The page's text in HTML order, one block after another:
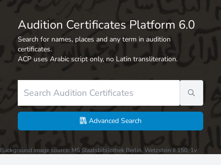
Audition Certificates Platform 6.0
Search for names, places and any term in audition
certificates.
ACP uses Arabic script only, no Latin transliteration.
Advanced Search
Background image source: MS Staatsbibliothek Berlin, Wetzstein II 150, 1v